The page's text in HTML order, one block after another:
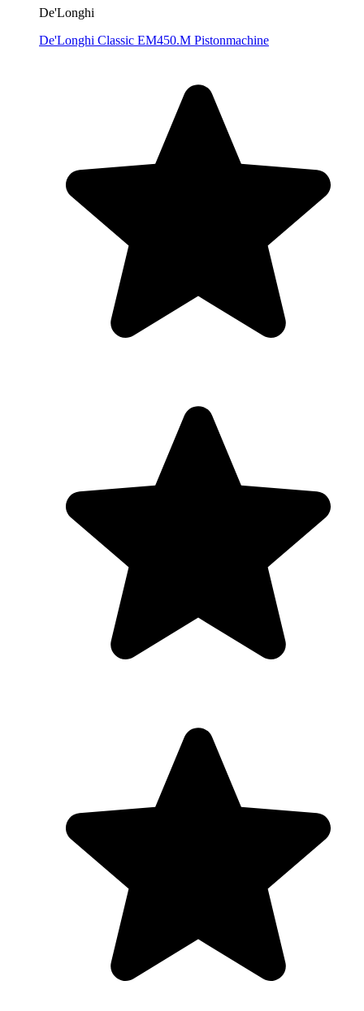
De'Longhi
De'Longhi Classic EM450.M Pistonmachine